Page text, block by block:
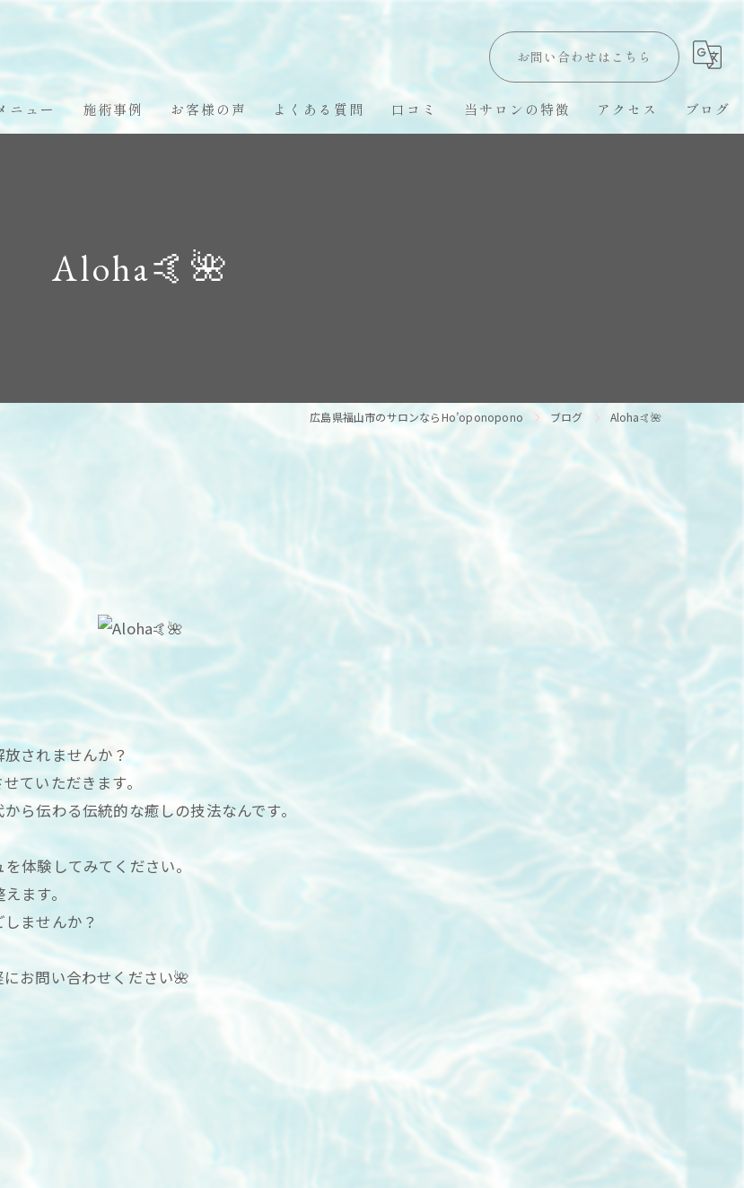
お問い合わせはこちら
ニュー 施術事例 お客様の声 よくある質問 口コミ 当サロンの特徴 アクセス ブログ
Aloha🤙🌺
広島県福山市のサロンならHo’oponopono ブログ Aloha🤙🌺
されませんか？
ていただきます。
ら伝わる伝統的な癒しの技法なんです。
体験してみてください。
ます。
ませんか？
お問い合わせください🌺